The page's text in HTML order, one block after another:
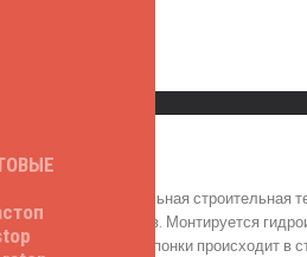
АК-32
Зика АК-32 - специальная строительная
швов. Монтируется
шпонки происходит в